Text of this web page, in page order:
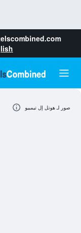
صور لـ هوتل إل تيمبيو